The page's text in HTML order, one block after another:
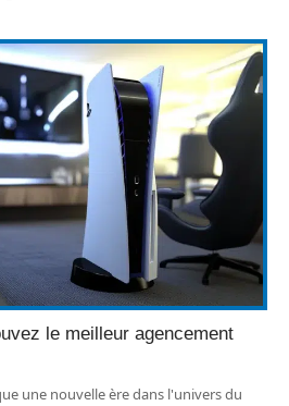
le meilleur agencement
une nouvelle ère dans l'univers du